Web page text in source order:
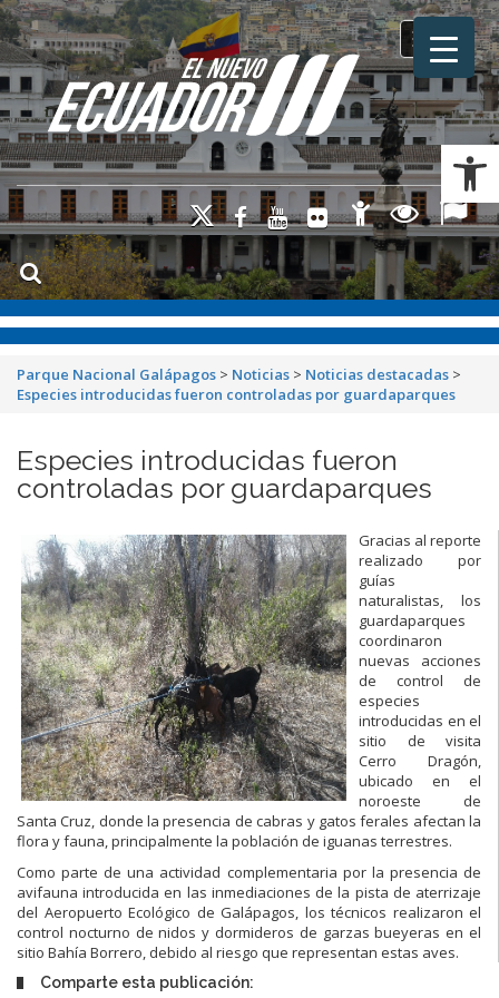
Toggle
Parque Nacional Galápagos > Noticias > Noticias destacadas >
Especies introducidas fueron controladas por guardaparques
Especies introducidas fueron
controladas por guardaparques
Gracias al reporte
realizado por
guías
naturalistas, los
guardaparques
coordinaron
nuevas acciones
de control de
especies
introducidas en el
sitio de visita
Cerro Dragón,
ubicado en el
noroeste de
Santa Cruz, donde la presencia de cabras y gatos ferales afectan la
flora y fauna, principalmente la población de iguanas terrestres.
Como parte de una actividad complementaria por la presencia de
avifauna introducida en las inmediaciones de la pista de aterrizaje
del Aeropuerto Ecológico de Galápagos, los técnicos realizaron el
control nocturno de nidos y dormideros de garzas bueyeras en el
sitio Bahía Borrero, debido al riesgo que representan estas aves.
Comparte esta publicación: